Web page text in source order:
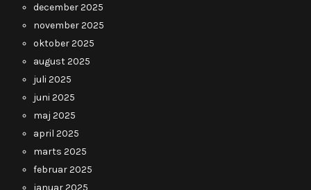
december 2025
november 2025
oktober 2025
august 2025
juli 2025
juni 2025
maj 2025
april 2025
marts 2025
februar 2025
januar 2025